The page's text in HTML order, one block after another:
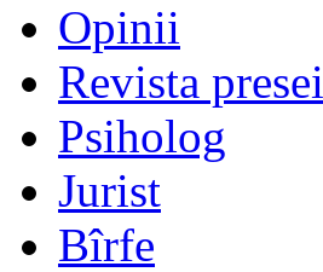
Opinii
Revista presei
Psiholog
Jurist
Bîrfe